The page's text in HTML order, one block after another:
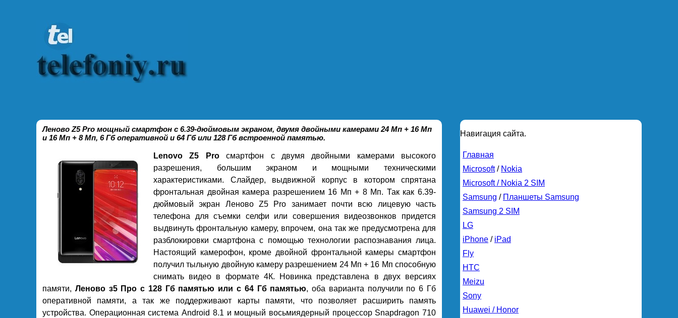
Леново Z5 Pro мощный смартфон с 6.39-дюймовым экраном, двумя двойными камерами 24 Мп + 16 Мп
и 16 Мп + 8 Мп, 6 Гб оперативной и 64 Гб или 128 Гб встроенной памятью.
Lenovo Z5 Proсмартфон с двумя двойными камерами высокого
разрешения, большим экраном и мощными техническими
характеристиками. Слайдер, выдвижной корпус в котором спрятана
фронтальная двойная камера разрешением 16 Мп + 8 Мп. Так как 6.39-
дюймовый экран Леново Z5 Pro занимает почти всю лицевую часть
телефона для съемки селфи или совершения видеозвонков придется
выдвинуть фронтальную камеру, впрочем, она так же предусмотрена для
разблокировки смартфона с помощью технологии распознавания лица.
Настоящий камерофон, кроме двойной фронтальной камеры смартфон
получил тыльную двойную камеру разрешением 24 Мп + 16 Мп способную
снимать видео в формате 4К. Новинка представлена в двух версиях
памяти, Леново з5 Про с 128 Гб памятью или с 64 Гб памятью, оба варианта получили по 6 Гб
оперативной памяти, а так же поддерживают карты памяти, что позволяет расширить память
устройства. Операционная система Android 8.1 и мощный восьмиядерный процессор Snapdragon 710
Навигация сайта.
Главная
Microsoft/ Nokia
Microsoft / Nokia 2 SIM
Samsung / Планшеты Samsung
Samsung 2 SIM
LG
iPhone / iPad
Fly
HTC
Meizu
Sony
Huawei / Honor